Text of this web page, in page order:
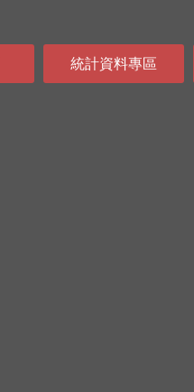
統計資料專區